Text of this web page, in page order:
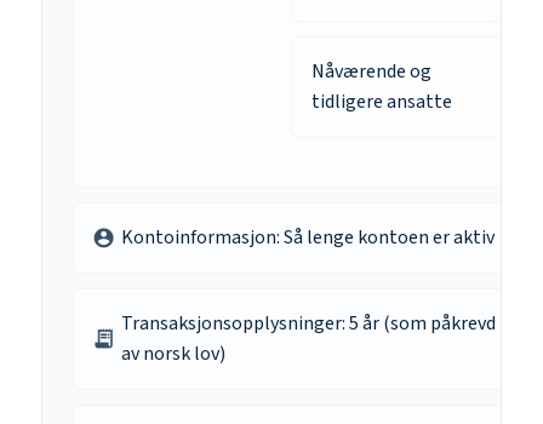
Nåværende og
tidligere ansatte
account_circle Kontoinformasjon: Så lenge kontoen er aktiv
receipt_long
Transaksjonsopplysninger: 5 år (som påkrevd
av norsk lov)